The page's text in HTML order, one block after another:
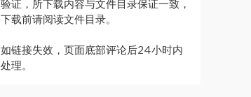
验证，所下载内容与文件目录保证一致，
下载前请阅读文件目录。
如链接失效，页面底部评论后24小时内
处理。